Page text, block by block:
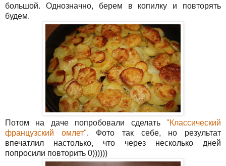
большой. Однозначно, берем в копилку и повторять
будем.
Потом на даче попробовали сделать "Классический
французский омлет". Фото так себе, но результат
впечатлил настолько, что через несколько дней
попросили повторить 0))))))